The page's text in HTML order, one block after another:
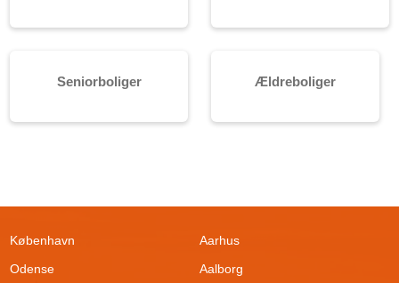
Seniorboliger Ældreboliger
København
Aarhus
Odense
Aalborg